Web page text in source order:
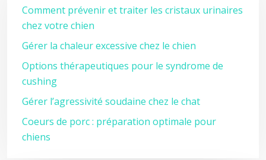
Comment prévenir et traiter les cristaux urinaires
chez votre chien
Gérer la chaleur excessive chez le chien
Options thérapeutiques pour le syndrome de
cushing
Gérer l’agressivité soudaine chez le chat
Coeurs de porc : préparation optimale pour
chiens